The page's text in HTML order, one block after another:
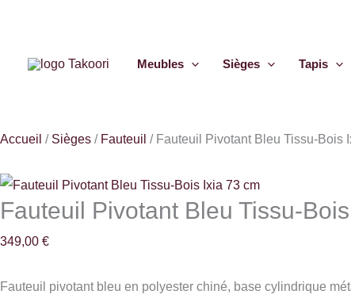
contenu
Meubles Sièges Tapis
Accueil / Sièges / Fauteuil / Fauteuil Pivotant Bleu Tissu-Bois
Fauteuil Pivotant Bleu Tissu-
349,00 €
Fauteuil pivotant bleu en polyester chiné, base cylindrique
Fauteuil
Ixia
cm